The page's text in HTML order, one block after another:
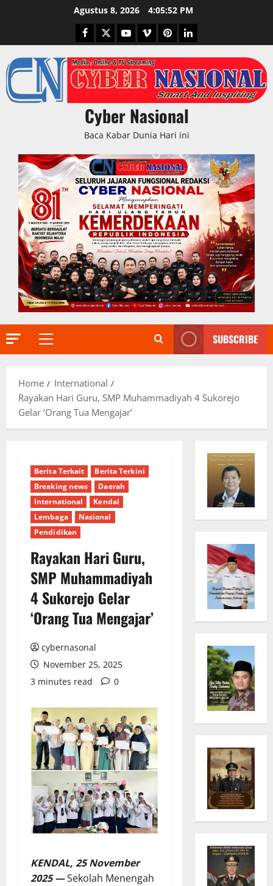
Agustus 8, 2026 4:05:53 PM
Facebook
TwitterYoutubeVimeoPinterestLinkedIn
Cyber Nasional
Baca Kabar Dunia Hari ini
Primary
SUBSCRIBE
Home
International
Rayakan Hari Guru, SMP Muhammadiyah 4 Sukorejo
Gelar ‘Orang Tua Mengajar’
Berita Terkait
Berita Terkini
Breaking news
Daerah
International
Kendal
Lembaga
Nasional
Pendidikan
Rayakan Hari Guru,
SMP Muhammadiyah
4 Sukorejo Gelar
‘Orang Tua Mengajar’
cybernasonal
November 25, 2025
3 minutes read
0
KENDAL, 25 November
2025 —Sekolah Menengah